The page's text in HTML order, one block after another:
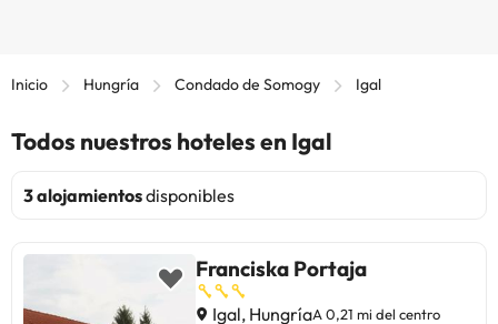
Inicio Hungría Condado de Somogy Igal
Todos nuestros hoteles en Igal
3 alojamientosdisponibles
Franciska Portaja
Igal, HungríaA 0,21 mi del centro